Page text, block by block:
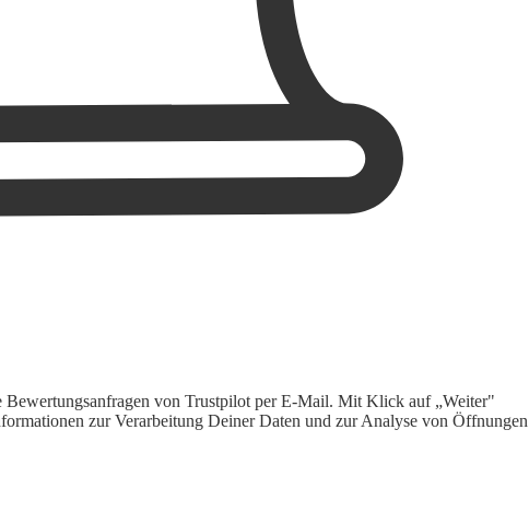
Bewertungsanfragen von Trustpilot per E-Mail. Mit Klick auf „Weiter"
zur Verarbeitung Deiner Daten und zur Analyse von Öffnungen